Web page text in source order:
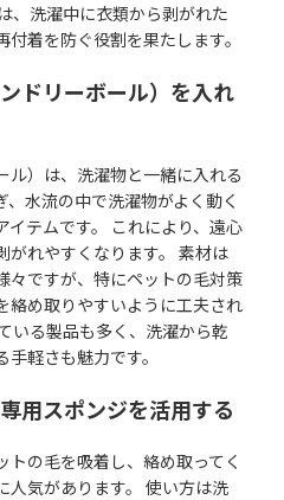
、洗濯中に衣類から剥がれた
着を防ぐ役割を果たします。
ドリーボール）を入れ
ル）は、洗濯物と一緒に入れる
水流の中で洗濯物がよく動く
イテムです。 これにより、遠心
がれやすくなります。 素材は
々ですが、特にペットの毛対策
絡め取りやすいように工夫され
いる製品も多く、洗濯から乾
軽さも魅力です。
用スポンジを活用する
の毛を吸着し、絡め取ってく
人気があります。 使い方は洗